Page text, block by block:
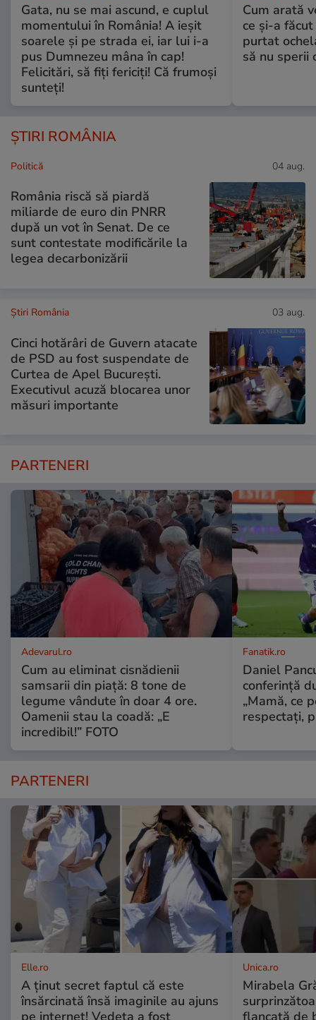
Gata, nu se mai ascund, e cuplul
momentului în România! A ieșit
soarele și pe strada ei, iar lui i-a
pus Dumnezeu mâna în cap!
Felicitări, să fiți fericiți! Că frumoși
sunteți!
Cum arată
ce și-a
purtat
să nu sperii
ȘTIRI ROMÂNIA
Politică 04 aug.
România riscă să piardă
miliarde de euro din PNRR
după un vot în Senat. De ce
sunt contestate modificările la
legea decarbonizării
Știri România 03 aug.
Cinci hotărâri de Guvern atacate
de PSD au fost suspendate de
Curtea de Apel București.
Executivul acuză blocarea unor
măsuri importante
PARTENERI
Adevarul.ro
Cum au eliminat cisnădienii
samsarii din piață: 8 tone de
legume vândute în doar 4 ore.
Oamenii stau la coadă: „E
incredibil!” FOTO
Fanatik.ro
Daniel
conferință
„Mamă, ce
respectați,
PARTENERI
Elle.ro
A ținut secret faptul că este
însărcinată însă imaginile au ajuns
Unica.ro
Mirabela